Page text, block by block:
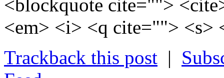
<blockquote cite="">
<em> <i> <q cite=""> <s>
Trackback this post |